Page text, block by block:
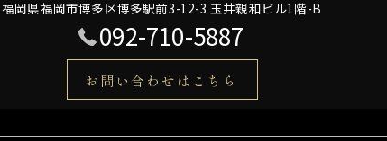
福岡県福岡市博多区博多駅前3-12-3 玉井親和ビル1階-B
092-710-5887
お問い合わせはこちら